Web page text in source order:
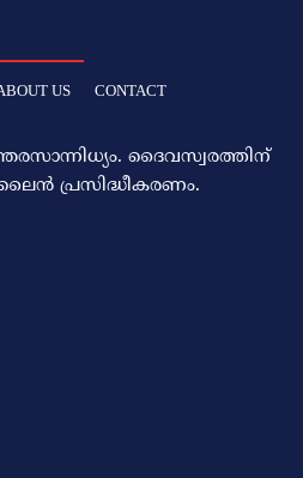
US CONTACT
ദൈവസ്വരത്തിന്‌
പ്രസിദ്ധീകരണം.